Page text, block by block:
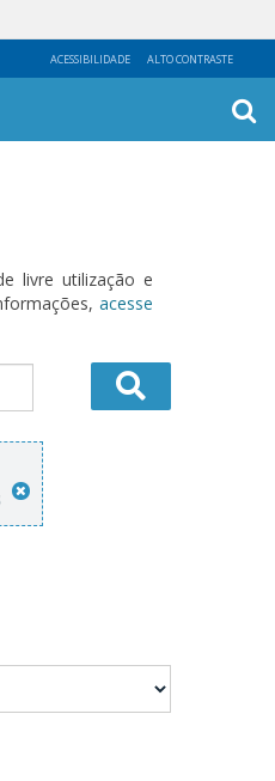
ACESSIBILIDADE ALTO CONTRASTE
livre utilização e
acesse